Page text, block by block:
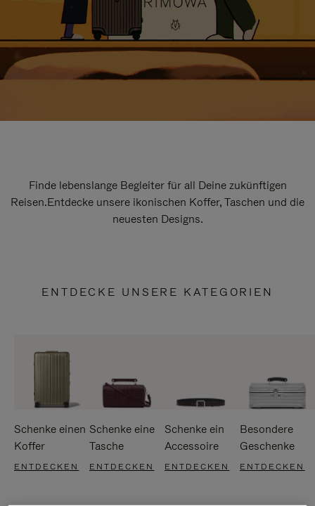
Finde lebenslange Begleiter für all Deine zukünftigen
Reisen.Entdecke unsere ikonischen Koffer, Taschen und die
neuesten Designs.
ENTDECKE UNSERE KATEGORIEN
Schenke einen
Koffer
ENTDECKEN
Schenke eine
Tasche
ENTDECKEN
Schenke ein
Accessoire
ENTDECKEN
Besondere
Geschenke
ENTDECKEN